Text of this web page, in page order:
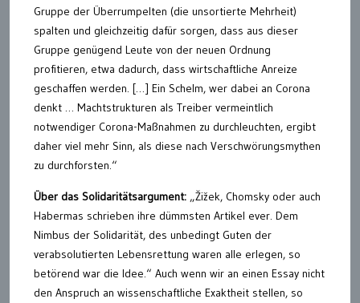
Gruppe der Überrumpelten (die unsortierte Mehrheit)
spalten und gleichzeitig dafür sorgen, dass aus dieser
Gruppe genügend Leute von der neuen Ordnung
profitieren, etwa dadurch, dass wirtschaftliche Anreize
geschaffen werden. […] Ein Schelm, wer dabei an Corona
denkt … Machtstrukturen als Treiber vermeintlich
notwendiger Corona-Maßnahmen zu durchleuchten, ergibt
daher viel mehr Sinn, als diese nach Verschwörungsmythen
zu durchforsten.“
Über das Solidaritätsargument: „Žižek, Chomsky oder auch
Habermas schrieben ihre dümmsten Artikel ever. Dem
Nimbus der Solidarität, des unbedingt Guten der
verabsolutierten Lebensrettung waren alle erlegen, so
betörend war die Idee.“ Auch wenn wir an einen Essay nicht
den Anspruch an wissenschaftliche Exaktheit stellen, so